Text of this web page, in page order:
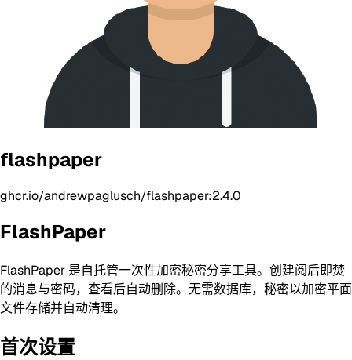
flashpaper
ghcr.io/andrewpaglusch/flashpaper:2.4.0
FlashPaper
FlashPaper 是自托管一次性加密秘密分享工具。创建阅后即焚
的消息与密码，查看后自动删除。无需数据库，秘密以加密平面
文件存储并自动清理。
首次设置